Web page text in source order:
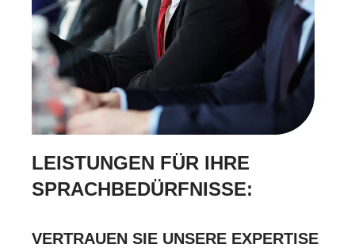
LEISTUNGEN FÜR IHRE
SPRACHBEDÜRFNISSE:
VERTRAUEN SIE UNSERE EXPERTISE